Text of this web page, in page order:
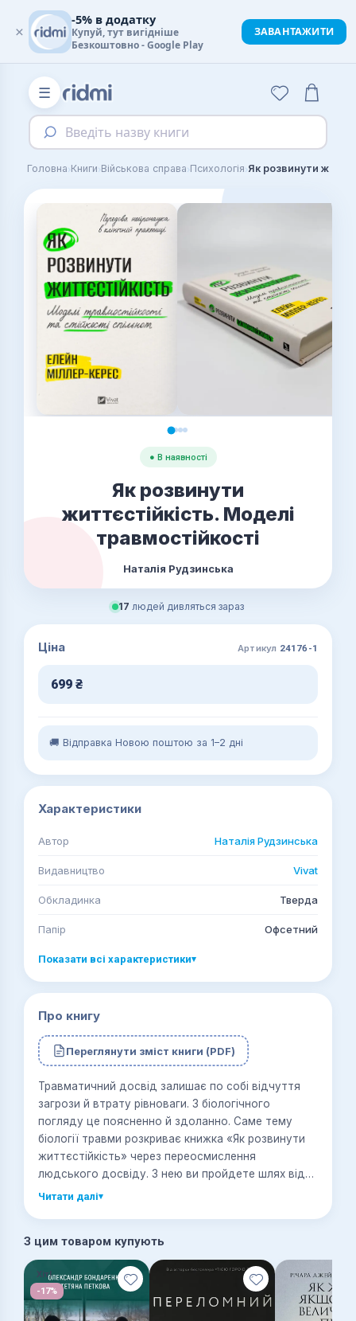
☰
Введіть назву книги
Головна›Книги›Військова справа›Психологія›
● В наявності
Як розвинути
життєстійкість. Моделі
травмостійкості
Наталія Рудзинська
17 людей дивляться зараз
Ціна Артикул 24176-1
699 ₴
🚚 Відправка Новою поштою за 1–2 дні
Характеристики
Автор Наталія Рудзинська
Видавництво Vivat
Обкладинка Тверда
Папір Офсетний
Показати всі характеристики▾
Про книгу
Переглянути зміст книги (PDF)
Травматичний досвід залишає по собі відчуття
загрози й втрату рівноваги. З біологічного
погляду це поясненно й здоланно. Саме тему
біології травми розкриває книжка «Як розвинути
життєстійкість» через переосмислення
людського досвіду. З нею ви пройдете шлях від
сорому і патології до надії і відновлення. До
події, а також для людей, змушених боротися із
симптомами вторинної травматизації та втоми
від співчуття. Інструменти для роботи з травмами
та ПТСР подані на тарілочці з передових
досягнень нейронауки й міжнародного досвіду
Читати далі▾
З цим товаром купують
Хіт!
-17%
×
-5% в додатку
Купуй, тут вигідніше
Безкоштовно - Google Play
ЗАВАНТАЖИТИ